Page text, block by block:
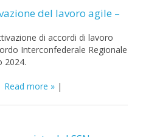
del lavoro agile –
di accordi di lavoro
Interconfederale Regionale
2024.
Read more |